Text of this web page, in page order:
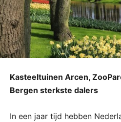
Kasteeltuinen Arcen,
Bergen sterkste dalers
In een jaar tijd hebben